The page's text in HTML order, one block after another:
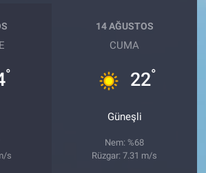
°
s
14 AĞUSTOS
CUMA
22°
Güneşli
Nem: %68
Rüzgar: 7.31 m/s